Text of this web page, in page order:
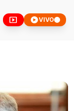
smart_display play_circleVIVO